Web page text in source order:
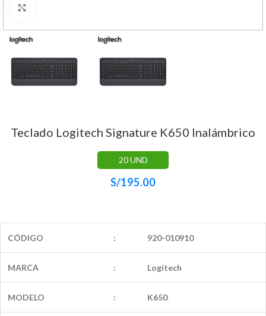
Teclado Logitech Signature K650 Inalámbrico
20 UND
S/195.00
CÓDIGO : 920-010910
MARCA : Logitech
MODELO : K650